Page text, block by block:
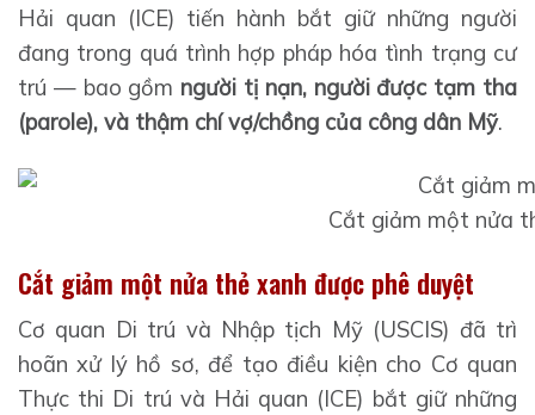
Hải quan (ICE) tiến hành bắt giữ những người
đang trong quá trình hợp pháp hóa tình trạng cư
trú — bao gồm người tị nạn, người được tạm tha
(parole), và thậm chí vợ/chồng của công dân Mỹ.
Cắt giảm một nửa
Cắt giảm một nửa thẻ xanh được phê duyệt
Cơ quan Di trú và Nhập tịch Mỹ (USCIS) đã trì
hoãn xử lý hồ sơ, để tạo điều kiện cho Cơ quan
Thực thi Di trú và Hải quan (ICE) bắt giữ những